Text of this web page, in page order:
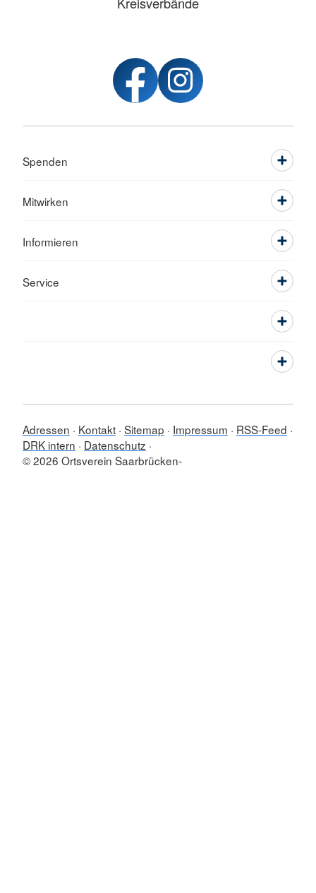
Spenden
Mitwirken
Informieren
Service
Adressen Kontakt Sitemap Impressum
RSS-Feed
DRK intern
Datenschutz
© 2026 Ortsverein Saarbrücken-